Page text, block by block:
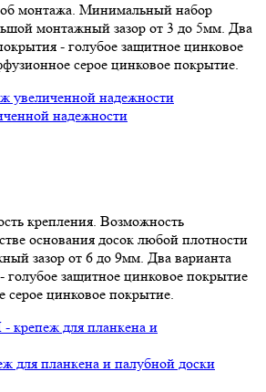
монтажа. Минимальный набор
монтажный зазор от 3 до 5мм. Два
- голубое защитное цинковое
серое цинковое покрытие.
надежности
крепления. Возможность
основания досок любой плотности
зазор от 6 до 9мм. Два варианта
голубое защитное цинковое покрытие
серое цинковое покрытие.
планкена и палубной доски